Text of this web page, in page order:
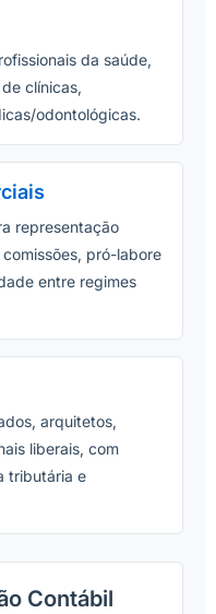
da saúde,
clínicas,
odontológicas.
representação
pró-labore
entre regimes
arquitetos,
liberais, com
tributária e
Contábil